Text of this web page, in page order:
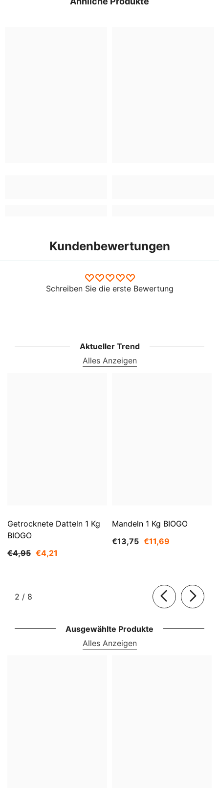
Kundenbewertungen
Schreiben Sie die erste Bewertung
Aktueller Trend
Alles Anzeigen
Getrocknete Datteln 1 Kg
BIOGO
€4,95 €4,21
Mandeln 1 Kg BIOGO
€13,75 €11,69
2 / von
8
Ausgewählte Produkte
Alles Anzeigen